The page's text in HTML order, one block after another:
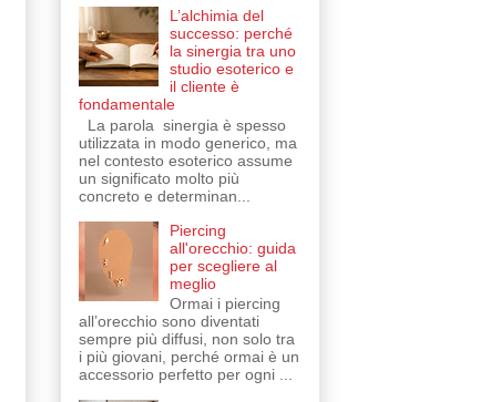
L’alchimia del
successo: perché
la sinergia tra uno
studio esoterico e
il cliente è
fondamentale
La parola sinergia è spesso
utilizzata in modo generico, ma
nel contesto esoterico assume
un significato molto più
concreto e determinan...
Piercing
all'orecchio: guida
per scegliere al
meglio
Ormai i piercing
all’orecchio sono diventati
sempre più diffusi, non solo tra
i più giovani, perché ormai è un
accessorio perfetto per ogni ...